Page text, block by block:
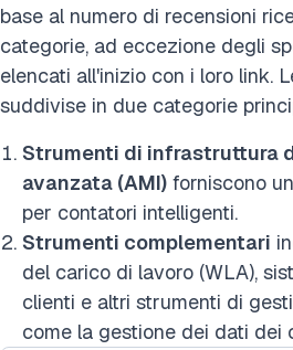
base al numero di recensioni
categorie, ad eccezione degli
elencati all'inizio con i loro link.
suddivise in due categorie
Strumenti di infrastruttura
avanzata (AMI) forniscono
per contatori intelligenti.
Strumenti complementari
del carico di lavoro (WLA),
clienti e altri strumenti di
come la gestione dei dati dei